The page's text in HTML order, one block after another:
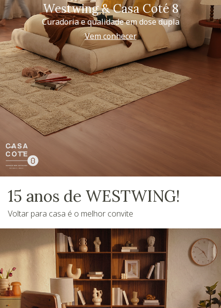
Westwing & Casa Coté 8
Curadoria e qualidade em dose dupla
Vem conhecer
15 anos de WESTWING!
Voltar para casa é o melhor convite